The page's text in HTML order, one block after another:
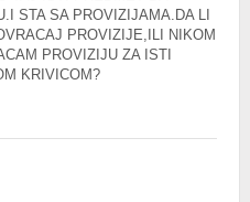
STA SA PROVIZIJAMA.DA LI
PROVIZIJE,ILI NIKOM
PROVIZIJU ZA ISTI
KRIVICOM?